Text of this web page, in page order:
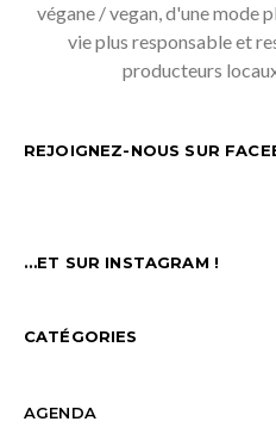
végane / vegan, d'une mode
vie plus responsable et
producteurs
REJOIGNEZ-NOUS SUR
…ET SUR INSTAGRAM !
CATÉGORIES
AGENDA